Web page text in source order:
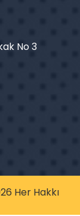
No 3
Her Hakkı